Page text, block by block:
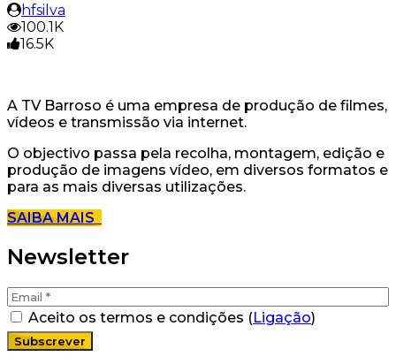
hfsilva
100.1K
16.5K
A TV Barroso é uma empresa de produção de filmes,
vídeos e transmissão via internet.
O objectivo passa pela recolha, montagem, edição e
produção de imagens vídeo, em diversos formatos e
para as mais diversas utilizações.
SAIBA MAIS
Newsletter
Aceito os termos e condições (Ligação)